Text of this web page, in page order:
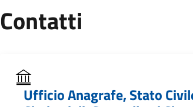
Contatti
Ufficio Anagrafe, Stato